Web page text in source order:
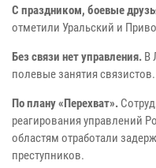
С праздником, боевые
отметили Уральский и
Без связи нет управления. В
полевые занятия связистов.
По плану «Перехват».
реагирования управлений
областям отработали
преступников.